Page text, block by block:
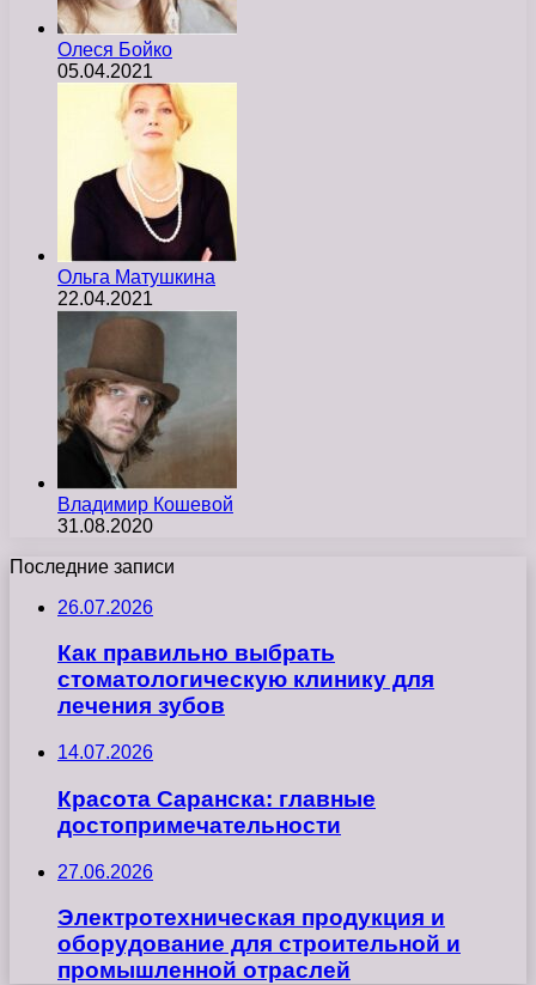
Олеся Бойко
05.04.2021
Ольга Матушкина
22.04.2021
Владимир Кошевой
31.08.2020
Последние записи
26.07.2026
Как правильно выбрать
стоматологическую клинику для
лечения зубов
14.07.2026
Красота Саранска: главные
достопримечательности
27.06.2026
Электротехническая продукция и
оборудование для строительной и
промышленной отраслей